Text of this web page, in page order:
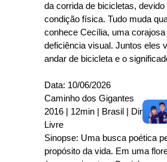
da corrida de bicicletas, devido
condição física. Tudo muda
conhece Cecília, uma
deficiência visual. Juntos eles
andar de bicicleta e o
Data: 10/06/2026
Caminho dos Gigantes
2016 | 12min | Brasil | Direção:
Livre
Sinopse: Uma busca poética
propósito da vida. Em uma